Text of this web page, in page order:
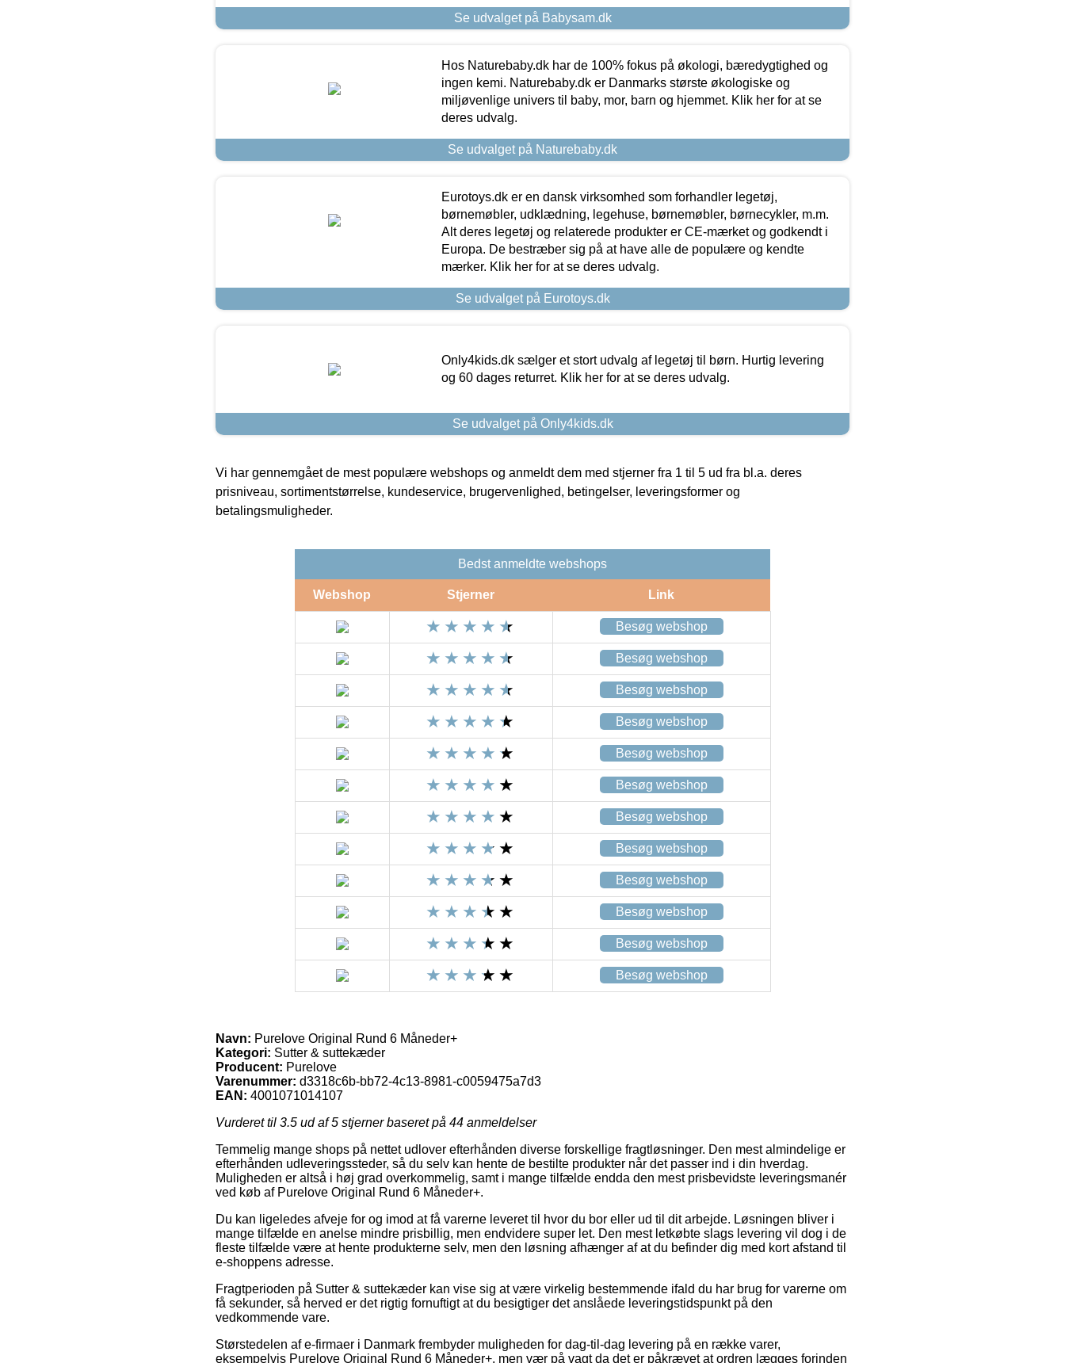
Se udvalget på Babysam.dk
Hos Naturebaby.dk har de 100% fokus på økologi, bæredygtighed og
ingen kemi. Naturebaby.dk er Danmarks største økologiske og
miljøvenlige univers til baby, mor, barn og hjemmet. Klik her for at se
deres udvalg.
Se udvalget på Naturebaby.dk
Eurotoys.dk er en dansk virksomhed som forhandler legetøj,
børnemøbler, udklædning, legehuse, børnemøbler, børnecykler, m.m.
Alt deres legetøj og relaterede produkter er CE-mærket og godkendt i
Europa. De bestræber sig på at have alle de populære og kendte
mærker. Klik her for at se deres udvalg.
Se udvalget på Eurotoys.dk
Only4kids.dk sælger et stort udvalg af legetøj til børn. Hurtig levering
og 60 dages returret. Klik her for at se deres udvalg.
Se udvalget på Only4kids.dk
Vi har gennemgået de mest populære webshops og anmeldt dem med stjerner fra 1 til 5 ud fra bl.a. deres
prisniveau, sortimentstørrelse, kundeservice, brugervenlighed, betingelser, leveringsformer og
betalingsmuligheder.
Bedst anmeldte webshops
Webshop Stjerner Link
Besøg webshop
Besøg webshop
Besøg webshop
Besøg webshop
Besøg webshop
Besøg webshop
Besøg webshop
Besøg webshop
Besøg webshop
Besøg webshop
Besøg webshop
Besøg webshop
Navn: Purelove Original Rund 6 Måneder+
Kategori: Sutter & suttekæder
Producent: Purelove
Varenummer: d3318c6b-bb72-4c13-8981-c0059475a7d3
EAN: 4001071014107
Vurderet til 3.5 ud af 5 stjerner baseret på 44 anmeldelser
Temmelig mange shops på nettet udlover efterhånden diverse forskellige fragtløsninger. Den mest almindelige er
efterhånden udleveringssteder, så du selv kan hente de bestilte produkter når det passer ind i din hverdag.
Muligheden er altså i høj grad overkommelig, samt i mange tilfælde endda den mest prisbevidste leveringsmanér
ved køb af Purelove Original Rund 6 Måneder+.
Du kan ligeledes afveje for og imod at få varerne leveret til hvor du bor eller ud til dit arbejde. Løsningen bliver i
mange tilfælde en anelse mindre prisbillig, men endvidere super let. Den mest letkøbte slags levering vil dog i de
fleste tilfælde være at hente produkterne selv, men den løsning afhænger af at du befinder dig med kort afstand til
e-shoppens adresse.
Fragtperioden på Sutter & suttekæder kan vise sig at være virkelig bestemmende ifald du har brug for varerne om
få sekunder, så herved er det rigtig fornuftigt at du besigtiger det anslåede leveringstidspunkt på den
vedkommende vare.
Størstedelen af e-firmaer i Danmark frembyder muligheden for dag-til-dag levering på en række varer,
eksempelvis Purelove Original Rund 6 Måneder+, men vær på vagt da det er påkrævet at ordren lægges forinden